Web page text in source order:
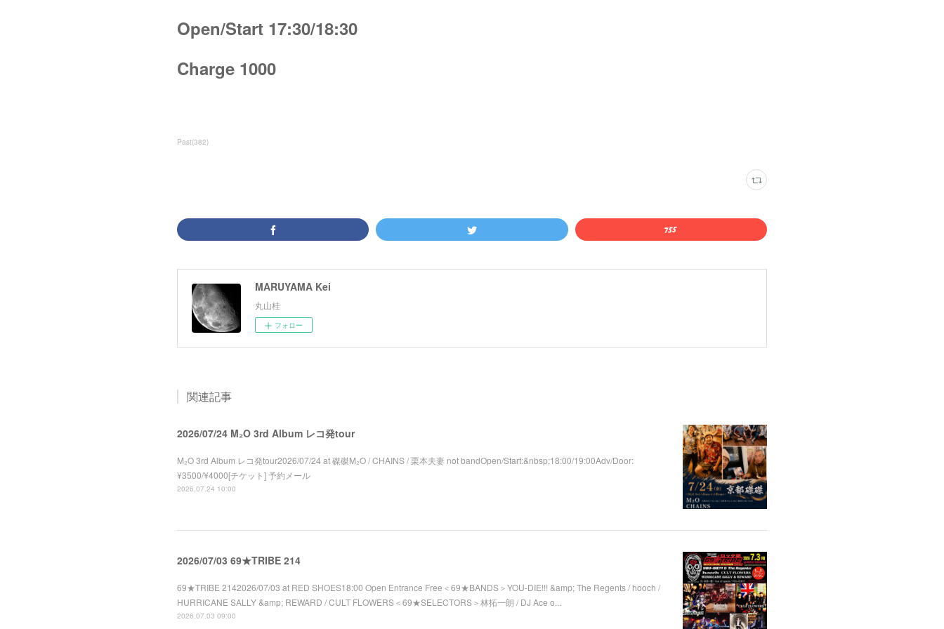
Open/Start 17:30/18:30
Charge 1000
Past(382)
MARUYAMA Kei
丸山桂
フォロー
関連記事
2026/07/24 M₂O 3rd Album レコ発tour
M₂O 3rd Album レコ発tour2026/07/24 at 磔磔M₂O / CHAINS / 栗本夫妻 not bandOpen/Start:&nbsp;18:00/19:00Adv/Door:
¥3500/¥4000[チケット] 予約メール
2026.07.24 10:00
2026/07/03 69★TRIBE 214
69★TRIBE 2142026/07/03 at RED SHOES18:00 Open Entrance Free＜69★BANDS＞YOU-DIE!!! &amp; The Regents / hooch /
HURRICANE SALLY &amp; REWARD / CULT FLOWERS＜69★SELECTORS＞林拓一朗 / DJ Ace o...
2026.07.03 09:00